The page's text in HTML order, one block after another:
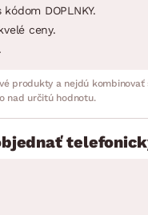
kódom DOPLNKY.
ceny.
.
produkty a nejdú kombinovať
nad určitú hodnotu.